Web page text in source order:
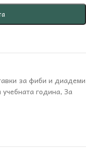
за фиби и диадеми
година, За